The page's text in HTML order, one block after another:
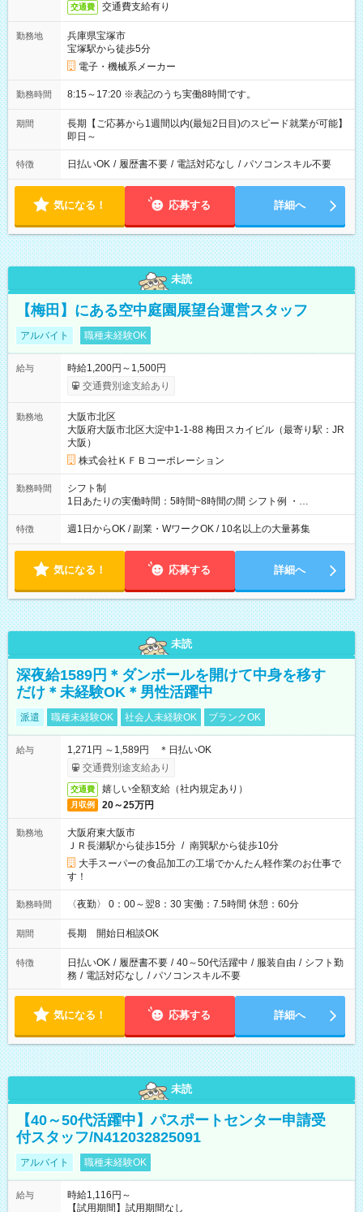
交通費 交通費支給有り
勤務地
兵庫県宝塚市
宝塚駅から徒歩5分
電子・機械系メーカー
勤務時間 8:15～17:20 ※表記のうち実働8時間です。
期間
長期【ご応募から1週間以内(最短2日目)のスピード就業が可能】
即日～
特徴 日払いOK / 履歴書不要 / 電話対応なし / パソコンスキル不要
気になる！ 応募する 詳細へ
未読
【梅田】にある空中庭園展望台運営スタッフ
アルバイト 職種未経験OK
給与
時給1,200円～1,500円
交通費別途支給あり
勤務地
大阪市北区
大阪府大阪市北区大淀中1-1-88 梅田スカイビル（最寄り駅：JR
大阪）
株式会社ＫＦＢコーポレーション
勤務時間
シフト制
1日あたりの実働時間：5時間~8時間の間 シフト例 ・
9:30~18:00 実働7.5時間 ・9:30~14:30 実働5時間 ・
16:00~21:30 実働5.5時間
特徴 週1日からOK / 副業・WワークOK / 10名以上の大量募集
気になる！ 応募する 詳細へ
未読
深夜給1589円＊ダンボールを開けて中身を移す
だけ＊未経験OK＊男性活躍中
派遣 職種未経験OK 社会人未経験OK ブランクOK
給与
1,271円 ～1,589円 ＊日払いOK
交通費別途支給あり
交通費 嬉しい全額支給（社内規定あり）
月収例 20～25万円
勤務地
大阪府東大阪市
ＪＲ長瀬駅から徒歩15分 / 南巽駅から徒歩10分
大手スーパーの食品加工の工場でかんたん軽作業のお仕事で
す！
勤務時間 〈夜勤〉 0：00～翌8：30 実働：7.5時間 休憩：60分
期間 長期 開始日相談OK
特徴 日払いOK / 履歴書不要 / 40～50代活躍中 / 服装自由 / シフト勤
務 / 電話対応なし / パソコンスキル不要
気になる！ 応募する 詳細へ
未読
【40～50代活躍中】パスポートセンター申請受
付スタッフ/N412032825091
アルバイト 職種未経験OK
給与
時給1,116円～
【試用期間】試用期間なし